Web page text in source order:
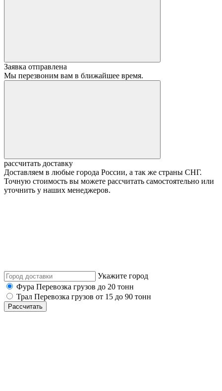
Заявка отправлена
Мы перезвоним вам в ближайшее время.
рассчитать доставку
Доставляем в любые города России, а так же страны СНГ.
Точную стоимость вы можете рассчитать самостоятельно или
уточнить у наших менеджеров.
Укажите город
Фура Перевозка грузов до 20 тонн
Трал Перевозка грузов от 15 до 90 тонн
Рассчитать